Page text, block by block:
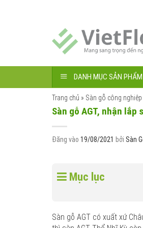
DANH MỤC SẢN PHẨM
Trang chủ » Sàn gỗ công nghiệp
Sàn gỗ AGT, nhận
Đăng vào 19/08/2021 bởi Sàn
Mục lục
Sàn gỗ AGT có xuất xứ